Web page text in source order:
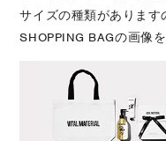
サイズの種類がありま
SHOPPING BAGの画像